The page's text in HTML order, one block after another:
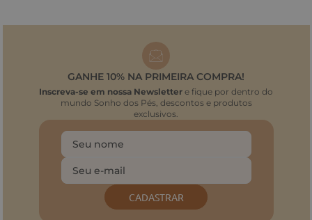
GANHE 10% NA PRIMEIRA COMPRA!
Inscreva-se em nossa Newsletter e fique por dentro do
mundo Sonho dos Pés, descontos e produtos
exclusivos.
CADASTRAR